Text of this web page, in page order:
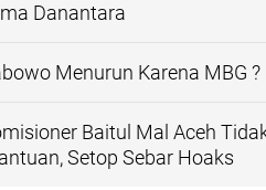
Danantara
Menurun Karena MBG ?
Baitul Mal Aceh
Setop Sebar Hoaks